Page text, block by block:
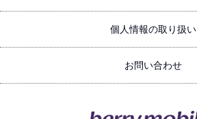
個人情報の取り扱い
お問い合わせ